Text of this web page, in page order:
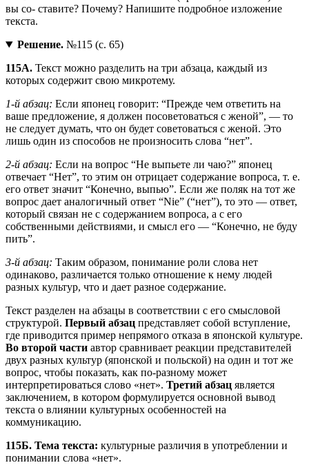
вы со- ставите? Почему? Напишите подробное изложение
текста.
Решение.№115 (с. 65)
115А. Текст можно разделить на три абзаца, каждый из
которых содержит свою микротему.
1-й абзац: Если японец говорит: “Прежде чем ответить на
ваше предложение, я должен посоветоваться с женой”, — то
не следует думать, что он будет советоваться с женой. Это
лишь один из способов не произносить слова “нет”.
2-й абзац: Если на вопрос “Не выпьете ли чаю?” японец
отвечает “Нет”, то этим он отрицает содержание вопроса, т. е.
его ответ значит “Конечно, выпью”. Если же поляк на тот же
вопрос дает аналогичный ответ “Nie” (“нет”), то это — ответ,
который связан не с содержанием вопроса, а с его
собственными действиями, и смысл его — “Конечно, не буду
пить”.
3-й абзац: Таким образом, понимание роли слова нет
одинаково, различается только отношение к нему людей
разных культур, что и дает разное содержание.
Текст разделен на абзацы в соответствии с его смысловой
структурой. Первый абзац представляет собой вступление,
где приводится пример непрямого отказа в японской культуре.
Во второй части автор сравнивает реакции представителей
двух разных культур (японской и польской) на один и тот же
вопрос, чтобы показать, как по-разному может
интерпретироваться слово «нет». Третий абзац является
заключением, в котором формулируется основной вывод
текста о влиянии культурных особенностей на
коммуникацию.
115Б. Тема текста: культурные различия в употреблении и
понимании слова «нет».